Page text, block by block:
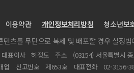
이용약관 개인정보처리방침 청소년보
텐츠를 무단으로 복제 및 배포할 경우 실정
대표이사 허정도 주소 (03154) 서울특별시
업
신고번호 제653호 대표전화
02-3156-